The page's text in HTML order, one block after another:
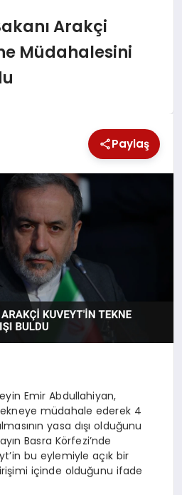
Arakçi
Müdahalesini
Paylaş
Emir Abdullahiyan,
müdahale ederek 4
yasa dışı olduğunu
Basra Körfezi’nde
bu eylemiyle açık bir
içinde olduğunu ifade